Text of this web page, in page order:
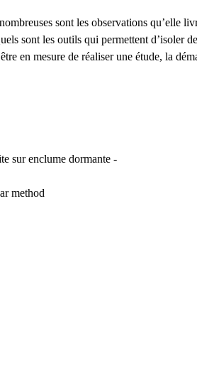
sont les observations
sont les outils qui permettent
en mesure de réaliser une étude, la
sur enclume dormante -
method